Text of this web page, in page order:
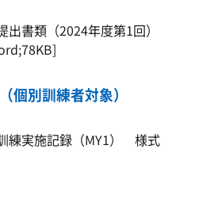
出書類（2024年度第1回）
個別訓練者対象）
練実施記録（MY1） 様式